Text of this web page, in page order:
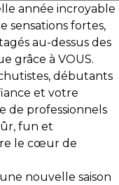
année incroyable
sensations fortes,
au-dessus des
grâce à VOUS.
débutants
et votre
de professionnels
fun et
le cœur de
nouvelle saison